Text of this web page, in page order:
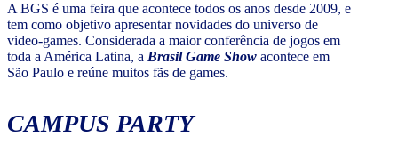
A BGS é uma feira que acontece todos os anos desde 2009, e
tem como objetivo apresentar novidades do universo de
video-games. Considerada a maior conferência de jogos em
toda a América Latina, a Brasil Game Show acontece em
São Paulo e reúne muitos fãs de games.
CAMPUS PARTY